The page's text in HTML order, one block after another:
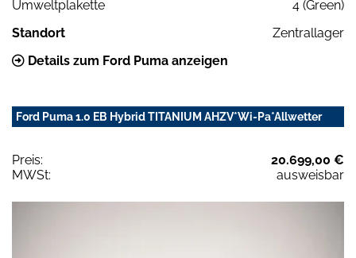
Umweltplakette
4 (Green)
Standort
Zentrallager
Details zum Ford Puma anzeigen
Ford Puma 1.0 EB Hybrid TITANIUM AHZV*Wi-Pa*Allwetter
Preis:
20.699,00 €
MWSt:
ausweisbar